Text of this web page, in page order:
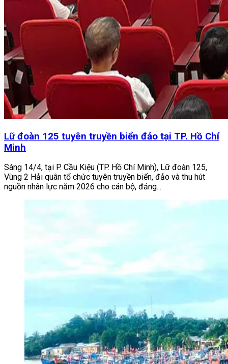
Lữ đoàn 125 tuyên truyền biển đảo tại TP. Hồ Chí
Minh
Sáng 14/4, tại P. Cầu Kiệu (TP. Hồ Chí Minh), Lữ đoàn 125,
Vùng 2 Hải quân tổ chức tuyên truyền biển, đảo và thu hút
nguồn nhân lực năm 2026 cho cán bộ, đảng...